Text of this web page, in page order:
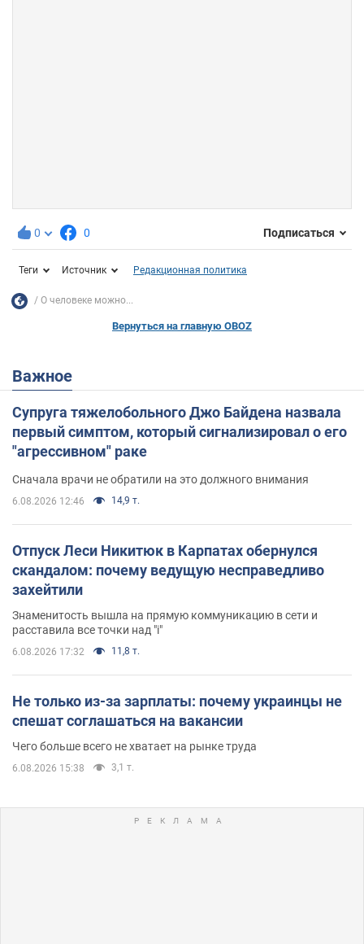
0 0 Подписаться
Теги Источник Редакционная политика
О человеке можно...
Вернуться на главную OBOZ
Важное
Супруга тяжелобольного Джо Байдена назвала
первый симптом, который сигнализировал о его
"агрессивном" раке
Сначала врачи не обратили на это должного внимания
6.08.2026 12:46 14,9 т.
Отпуск Леси Никитюк в Карпатах обернулся
скандалом: почему ведущую несправедливо
захейтили
Знаменитость вышла на прямую коммуникацию в сети и
расставила все точки над "i"
6.08.2026 17:32 11,8 т.
Не только из-за зарплаты: почему украинцы не
спешат соглашаться на вакансии
Чего больше всего не хватает на рынке труда
6.08.2026 15:38 3,1 т.